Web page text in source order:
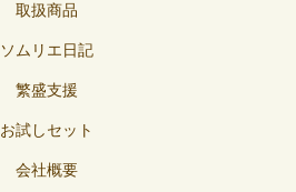
取扱商品
ソムリエ日記
繁盛支援
お試しセット
会社概要